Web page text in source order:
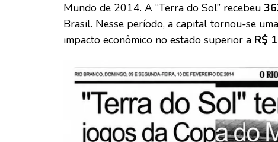
Mundo de 2014. A “Terra do Sol” recebeu
Brasil. Nesse período, a capital tornou-se
impacto econômico no estado superior a R$